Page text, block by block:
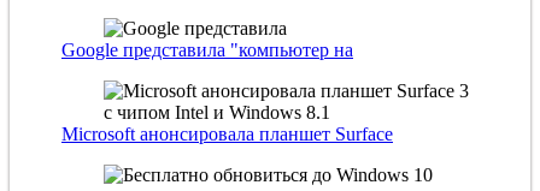
Google представила "компьютер на
Microsoft анонсировала планшет Surface